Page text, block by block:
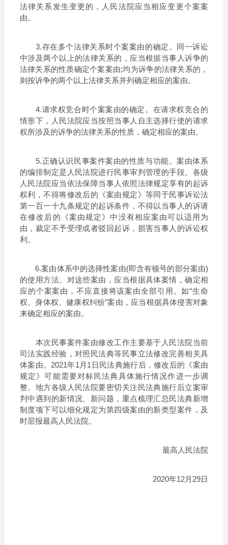
法律关系发生变更的，人民法院应当相应变更个案案
由。
3.存在多个法律关系时个案案由的确定。同一诉讼
中涉及两个以上的法律关系的，应当根据当事人诉争的
法律关系的性质确定个案案由;均为诉争的法律关系的，
则按诉争的两个以上法律关系并列确定相应的案由。
4.请求权竞合时个案案由的确定。在请求权竞合的
情形下，人民法院应当按照当事人自主选择行使的请求
权所涉及的诉争的法律关系的性质，确定相应的案由。
5.正确认识民事案件案由的性质与功能。案由体系
的编排制定是人民法院进行民事审判管理的手段。各级
人民法院应当依法保障当事人依照法律规定享有的起诉
权利，不得将修改后的《案由规定》等同于民事诉讼法
第一百一十九条规定的起诉条件，不得以当事人的诉请
在修改后的《案由规定》中没有相应案由可以适用为
由，裁定不予受理或者驳回起诉，损害当事人的诉讼权
利。
6.案由体系中的选择性案由(即含有顿号的部分案由)
的使用方法。对这些案由，应当根据具体案情，确定相
应的个案案由，不应直接将该案由全部引用。如“生命
权、身体权、健康权纠纷”案由，应当根据具体侵害对象
来确定相应的案由。
本次民事案件案由修改工作主要基于人民法院当前
司法实践经验，对照民法典等民事立法修改完善相关具
体案由。2021年1月1日民法典施行后，修改后的《案由
规定》可能需要对标民法典具体施行情况作进一步调
整。地方各级人民法院要密切关注民法典施行后立案审
判中遇到的新情况、新问题，重点梳理汇总民法典新增
制度项下可以细化规定为第四级案由的新类型案件，及
时层报最高人民法院。
最高人民法院
2020年12月29日